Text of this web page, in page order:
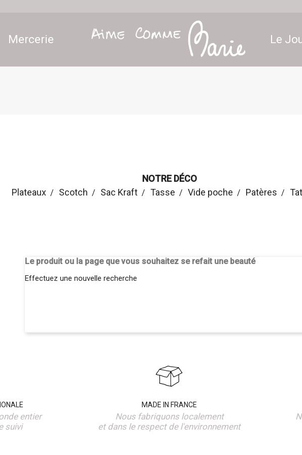
Mercerie Le
NOTRE DÉCO
Plateaux
Scotch Sac Kraft Tasse Vide poche Patères
Le produit ou la page que vous souhaitez se refait une beauté
Effectuez une nouvelle recherche
entier
suivi
MADE IN FRANCE
Nous fabriquons localement
et dans le respect de l'environnement